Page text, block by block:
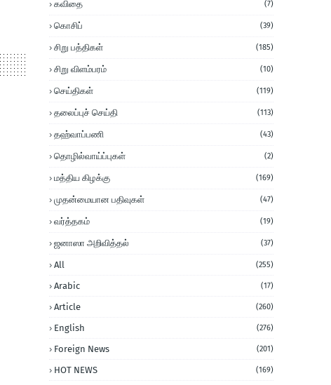
கவிதை (7)
கொசிப் (39)
சிறு பத்திகள் (185)
சிறு விளம்பரம் (10)
செய்திகள் (119)
தலைப்புச் செய்தி (113)
தஹ்வாப்பணி (43)
தொழில்வாய்ப்புகள் (2)
மத்திய கிழக்கு (169)
முதன்மையான பதிவுகள் (47)
வர்த்தகம் (19)
ஜனாஸா அறிவித்தல் (37)
All (255)
Arabic (17)
Article (260)
English (276)
Foreign News (201)
HOT NEWS (169)